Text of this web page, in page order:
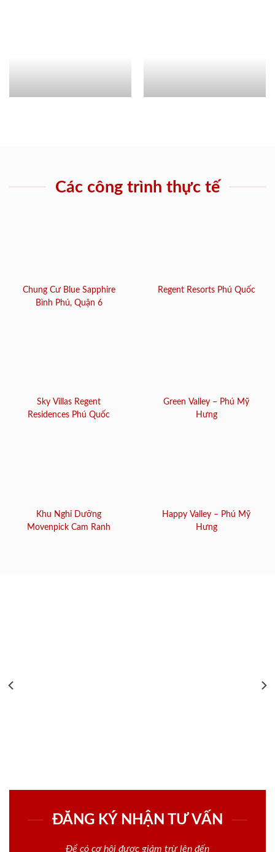
Các công trình thực tế
Chung Cư Blue Sapphire
Bình Phú, Quận 6
Regent Resorts Phú Quốc
Sky Villas Regent
Residences Phú Quốc
Green Valley – Phú Mỹ
Hưng
Khu Nghỉ Dưỡng
Movenpick Cam Ranh
Happy Valley – Phú Mỹ
Hưng
ĐĂNG KÝ NHẬN TƯ VẤN
Để có cơ hội được giảm trừ lên đến